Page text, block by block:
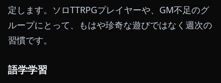
定します。ソロTTRPGプレイヤーや、GM不足のグ
ループにとって、もはや珍奇な遊びではなく週次の
習慣です。
語学学習